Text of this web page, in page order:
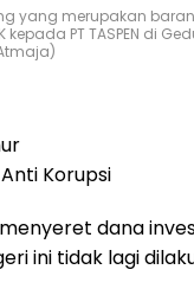
yang merupakan
PT TASPEN di
Korupsi
dana
ini tidak lagi